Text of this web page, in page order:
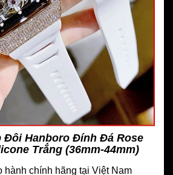
Đôi Hanboro Đính Đá Rose
Trắng (36mm-44mm)
hành chính hãng tại Việt Nam